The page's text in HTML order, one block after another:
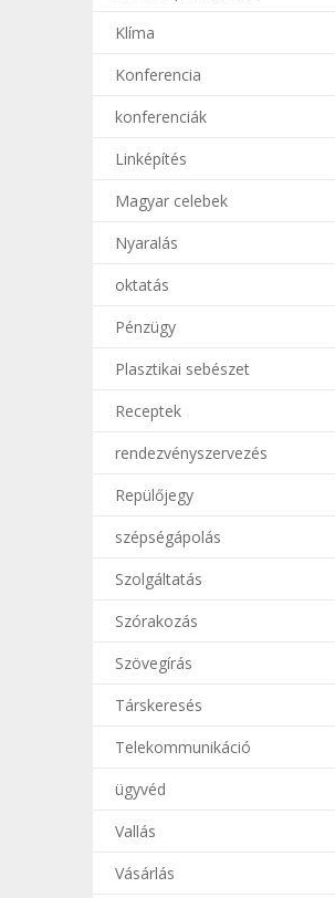
Klíma
Konferencia
konferenciák
Linképítés
Magyar celebek
Nyaralás
oktatás
Pénzügy
Plasztikai sebészet
Receptek
rendezvényszervezés
Repülőjegy
szépségápolás
Szolgáltatás
Szórakozás
Szövegírás
Társkeresés
Telekommunikáció
ügyvéd
Vallás
Vásárlás